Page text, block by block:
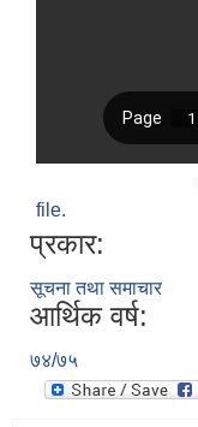
file.
प्रकार:
सूचना तथा समाचार
आर्थिक वर्ष:
७४/७५